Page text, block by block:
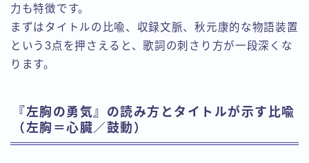
力も特徴です。
まずはタイトルの比喩、収録文脈、秋元康的な物語装置
という3点を押さえると、歌詞の刺さり方が一段深くな
ります。
『左胸の勇気』の読み方とタイトルが示す比喩
（左胸＝心臓／鼓動）